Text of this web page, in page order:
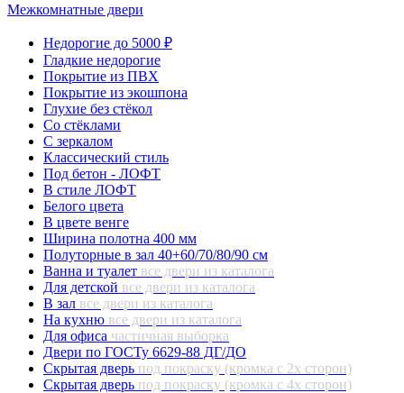
Межкомнатные двери
Недорогие до 5000 ₽
Гладкие недорогие
Покрытие из ПВХ
Покрытие из экошпона
Глухие без стёкол
Со стёклами
С зеркалом
Классический стиль
Под бетон - ЛОФТ
В стиле ЛОФТ
Белого цвета
В цвете венге
Ширина полотна 400 мм
Полуторные в зал 40+60/70/80/90 см
Ванна и туалет все двери из каталога
Для детской все двери из каталога
В зал все двери из каталога
На кухню все двери из каталога
Для офиса частичная выборка
Двери по ГОСТу 6629-88 ДГ/ДО
Скрытая дверь под покраску (кромка с 2х сторон)
Скрытая дверь под покраску (кромка с 4х сторон)